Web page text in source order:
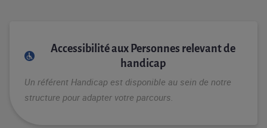
Accessibilité aux Personnes relevant de
handicap
Un référent Handicap est disponible au sein de notre
structure pour adapter votre parcours.